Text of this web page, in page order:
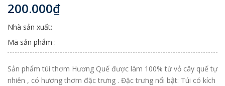
200.000₫
Nhà sản xuất:
Mã sản phẩm :
Sản phẩm túi thơm Hương Quế được làm 100% từ vỏ cây quế tự
nhiên , có hương thơm đặc trưng . Đặc trưng nổi bật: Túi có kích